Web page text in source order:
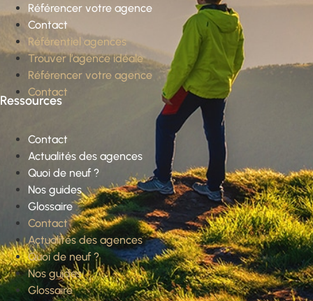
Référencer votre agence
Contact
Référentiel agences
Trouver l’agence idéale
Référencer votre agence
Contact
Ressources
Contact
Actualités des agences
Quoi de neuf ?
Nos guides
Glossaire
Contact
Actualités des agences
Quoi de neuf ?
Nos guides
Glossaire